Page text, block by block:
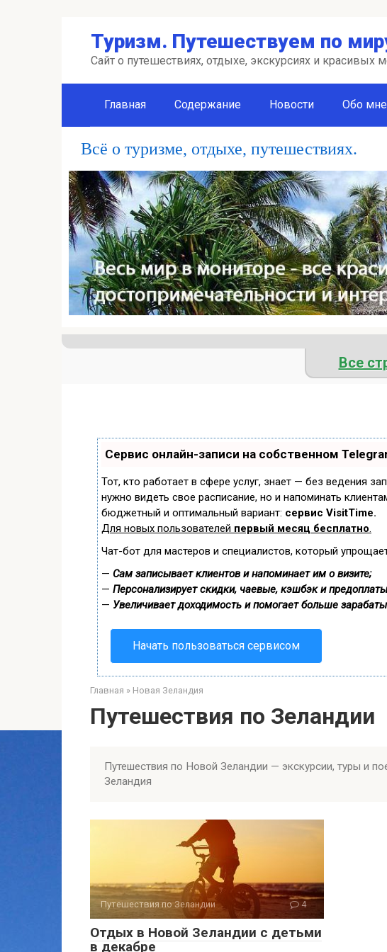
Туризм. Путешествуем по
Сайт о путешествиях, отдыхе, экскурсиях и красивых
Главная Содержание Новости Обо мне
Всё о туризме, отдыхе, путешествиях.
Все
Сервис онлайн-записи на собственном
Тот, кто работает в сфере услуг, знает — без ведения
нужно видеть свое расписание, но и напоминать
бюджетный и оптимальный вариант: сервис VisitTime.
Для новых пользователей первый месяц бесплатно.
Чат-бот для мастеров и специалистов, который
— Сам записывает клиентов и напоминает им о визите;
— Персонализирует скидки, чаевые, кэшбэк и
— Увеличивает доходимость и помогает больше
Начать пользоваться сервисом
Главная » Новая Зеландия
Путешествия по Зеландии
Путешествия по Новой Зеландии — экскурсии, туры и
Зеландия
Путешествия по Зеландии 4
Отдых в Новой Зеландии с детьми
в декабре